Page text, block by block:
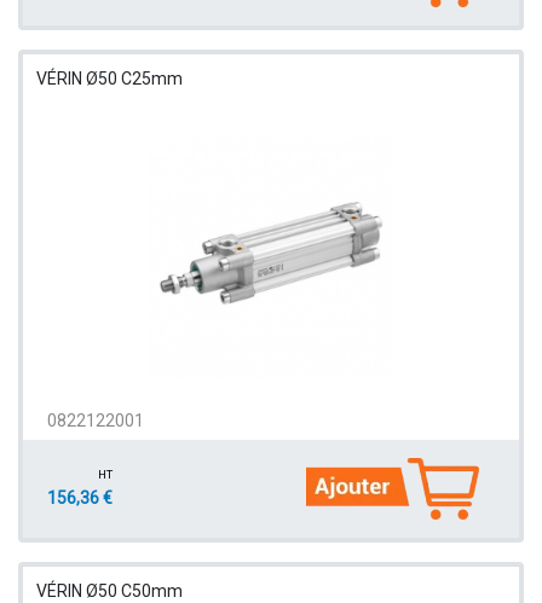
VÉRIN Ø50 C25mm
0822122001
HT
156,36 €
VÉRIN Ø50 C50mm